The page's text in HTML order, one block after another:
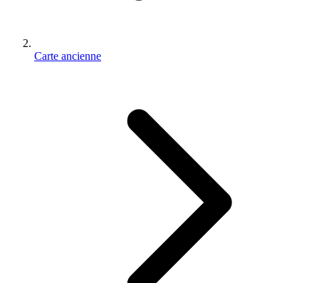
Carte ancienne